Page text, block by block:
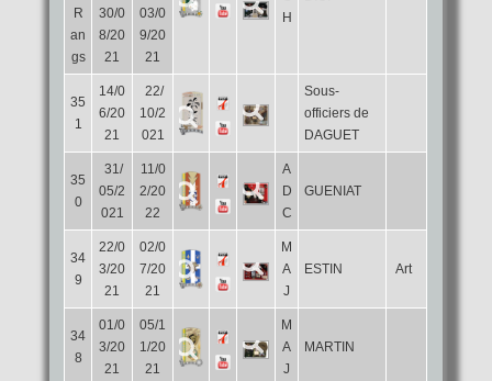
H
R
an
gs
30/0
8/20
21
03/0
9/20
21
35
1
14/0
6/20
21
22/
10/2
021
Sous-
officiers de
DAGUET
35
0
31/
05/2
021
11/0
2/20
22
A
D
C
GUENIAT
34
9
22/0
3/20
21
02/0
7/20
21
M
A
J
ESTIN Art
34
8
01/0
3/20
21
05/1
1/20
21
M
A
J
MARTIN